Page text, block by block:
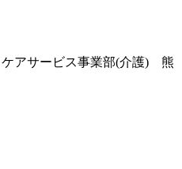
ケアサービス事業部(介護) 熊